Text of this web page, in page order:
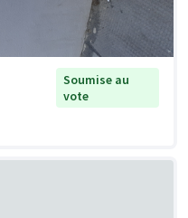
Soumise au
vote